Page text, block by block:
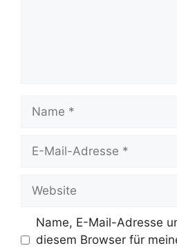
Name
Website
Name, E-Mail-Adresse
diesem Browser für